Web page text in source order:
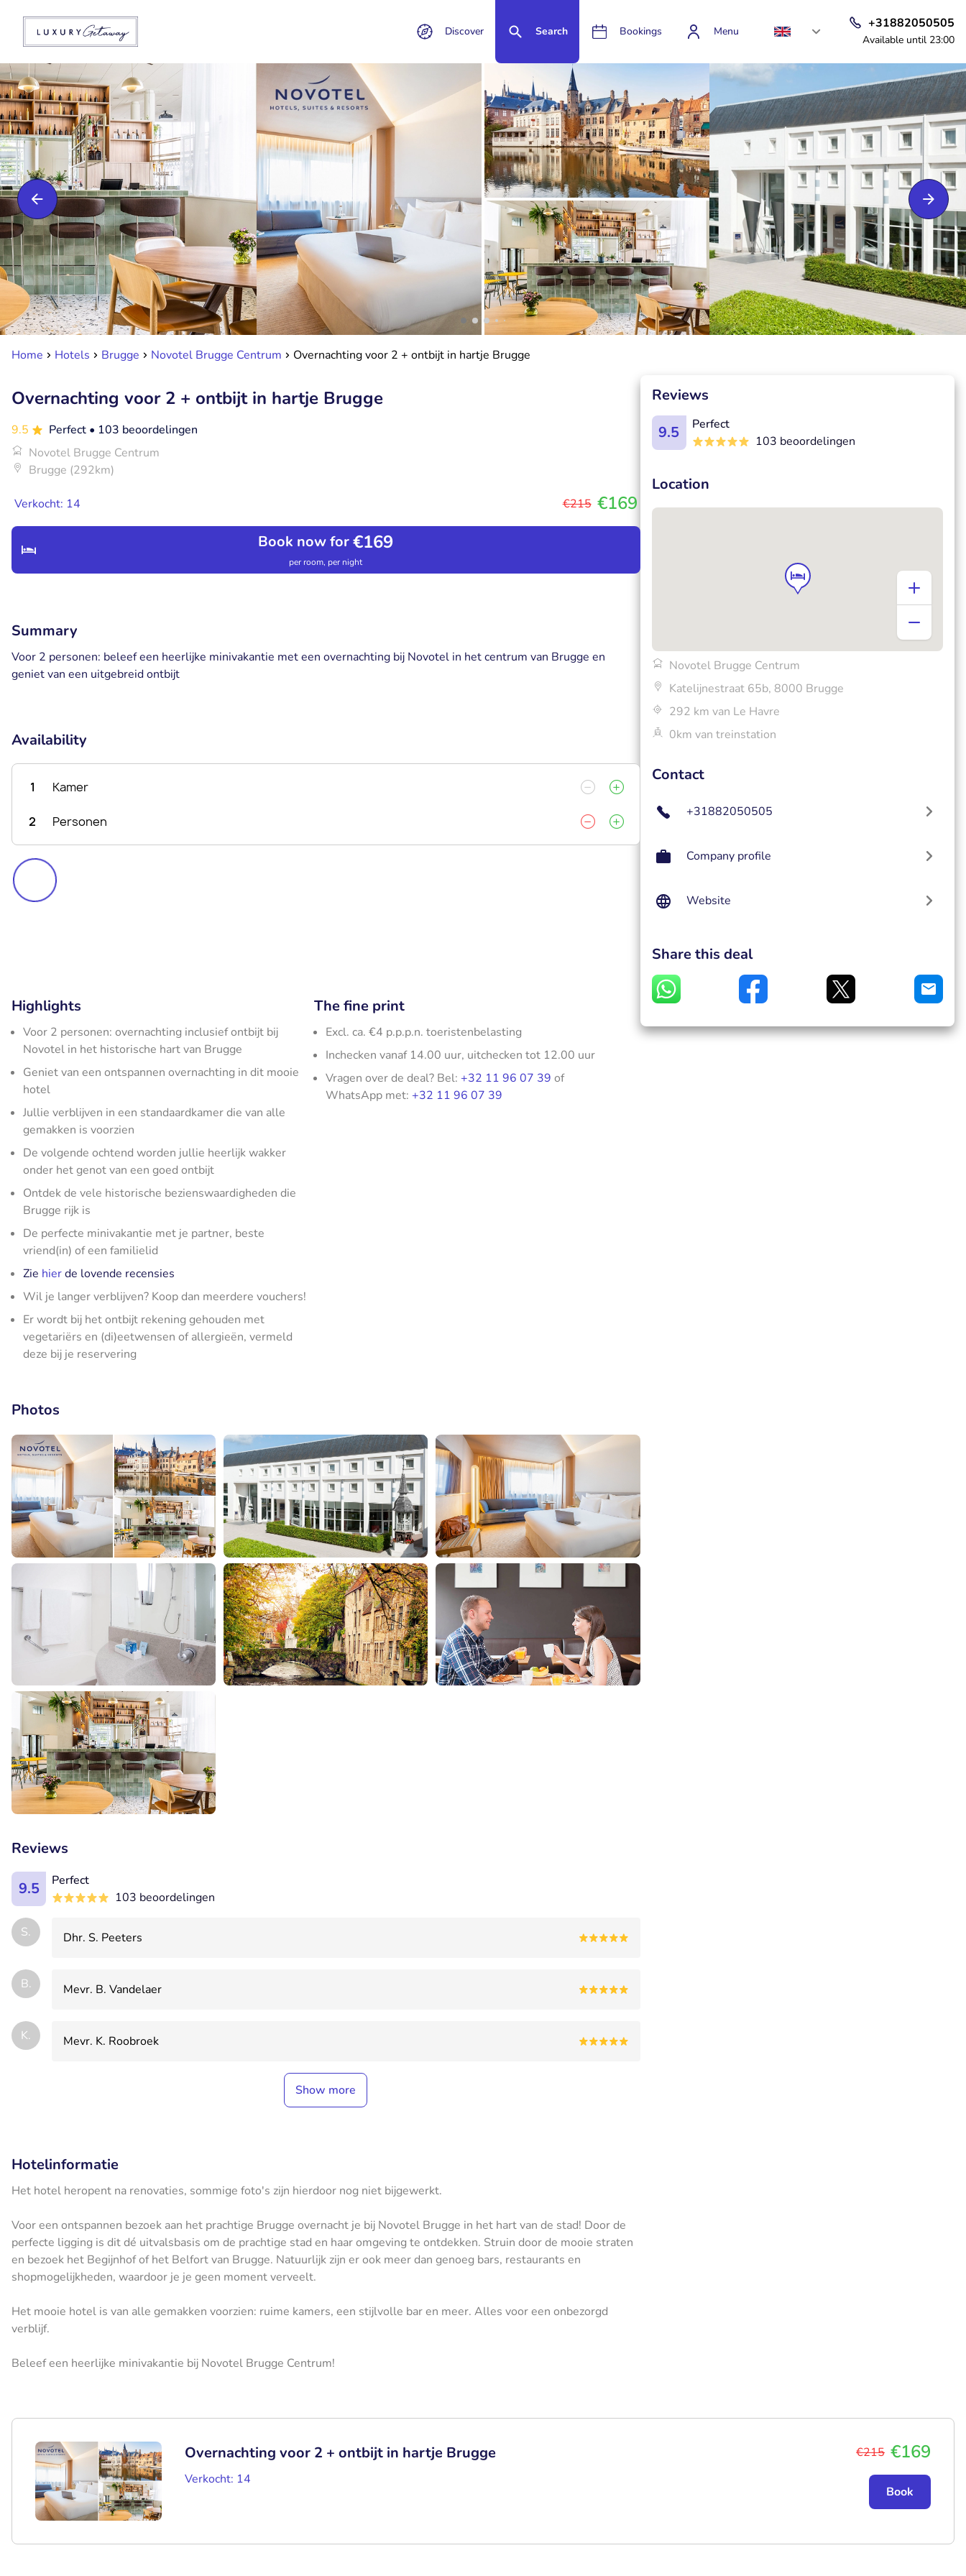
Discover Search Bookings Menu
+31882050505
Available until 23:00
Home Hotels Brugge Novotel Brugge Centrum Overnachting voor 2 + ontbijt in hartje Brugge
Overnachting voor 2 + ontbijt in hartje Brugge
9.5 Perfect • 103 beoordelingen
Novotel Brugge Centrum
Brugge (292km)
Verkocht: 14 €215 €169
Book now for€169
per room, per night
Summary
Voor 2 personen: beleef een heerlijke minivakantie met een overnachting bij Novotel in het centrum van Brugge en
geniet van een uitgebreid ontbijt
Availability
1 Kamer
2 Personen
Highlights
Voor 2 personen: overnachting inclusief ontbijt bij
Novotel in het historische hart van Brugge
Geniet van een ontspannen overnachting in dit mooie
hotel
Jullie verblijven in een standaardkamer die van alle
gemakken is voorzien
De volgende ochtend worden jullie heerlijk wakker
onder het genot van een goed ontbijt
Ontdek de vele historische bezienswaardigheden die
Brugge rijk is
De perfecte minivakantie met je partner, beste
vriend(in) of een familielid
Zie hierde lovende recensies
Wil je langer verblijven? Koop dan meerdere vouchers!
Er wordt bij het ontbijt rekening gehouden met
vegetariërs en (di)eetwensen of allergieën, vermeld
deze bij je reservering
The fine print
Excl. ca. €4 p.p.p.n. toeristenbelasting
Inchecken vanaf 14.00 uur, uitchecken tot 12.00 uur
Vragen over de deal? Bel: +32 11 96 07 39 of
WhatsApp met: +32 11 96 07 39
Photos
Reviews
9.5
Perfect
103 beoordelingen
S. Dhr. S. Peeters
B. Mevr. B. Vandelaer
K. Mevr. K. Roobroek
Show more
Hotelinformatie
Het hotel heropent na renovaties, sommige foto's zijn hierdoor nog niet bijgewerkt.
Voor een ontspannen bezoek aan het prachtige Brugge overnacht je bij Novotel Brugge in het hart van de stad! Door de
perfecte ligging is dit dé uitvalsbasis om de prachtige stad en haar omgeving te ontdekken. Struin door de mooie straten
en bezoek het Begijnhof of het Belfort van Brugge. Natuurlijk zijn er ook meer dan genoeg bars, restaurants en
shopmogelijkheden, waardoor je je geen moment verveelt.
Het mooie hotel is van alle gemakken voorzien: ruime kamers, een stijlvolle bar en meer. Alles voor een onbezorgd
verblijf.
Beleef een heerlijke minivakantie bij Novotel Brugge Centrum!
Reviews
9.5
Perfect
103 beoordelingen
Location
Novotel Brugge Centrum
Katelijnestraat 65b, 8000 Brugge
292 km van Le Havre
0km van treinstation
Contact
+31882050505
Company profile
Website
Share this deal
Overnachting voor 2 + ontbijt in hartje Brugge
Verkocht: 14
€215 €169
Book